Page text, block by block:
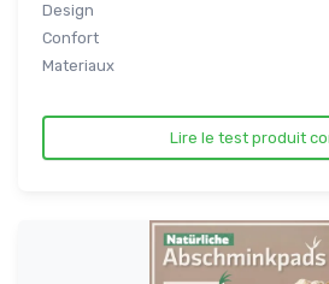
Design
Confort
Materiaux
Lire le test produit